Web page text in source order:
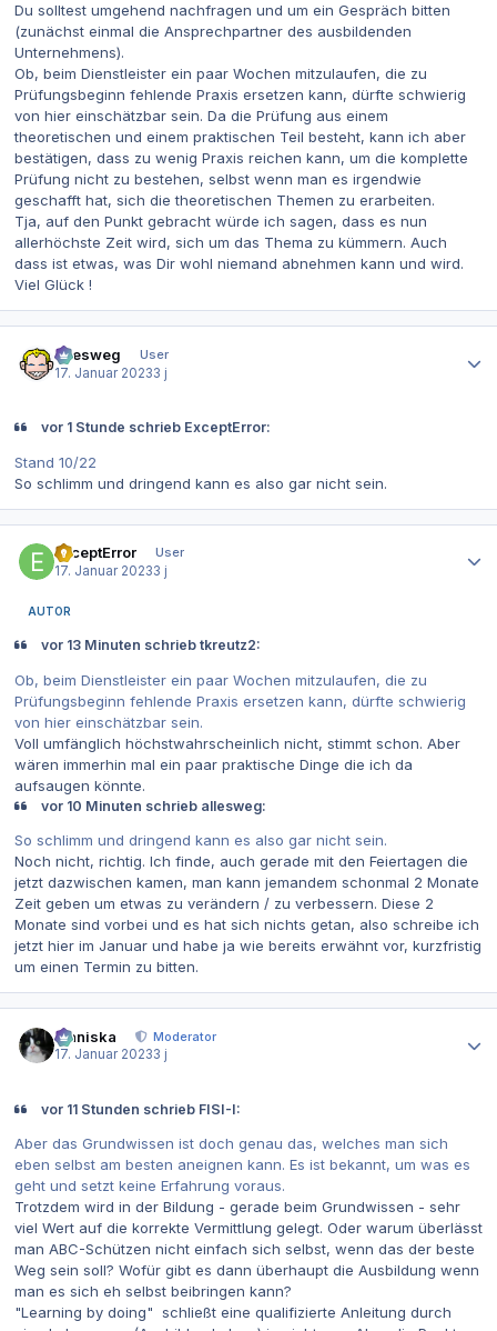
Du solltest umgehend nachfragen und um ein Gespräch bitten
(zunächst einmal die Ansprechpartner des ausbildenden
Unternehmens).
Ob, beim Dienstleister ein paar Wochen mitzulaufen, die zu
Prüfungsbeginn fehlende Praxis ersetzen kann, dürfte schwierig
von hier einschätzbar sein. Da die Prüfung aus einem
theoretischen und einem praktischen Teil besteht, kann ich aber
bestätigen, dass zu wenig Praxis reichen kann, um die komplette
Prüfung nicht zu bestehen, selbst wenn man es irgendwie
geschafft hat, sich die theoretischen Themen zu erarbeiten.
Tja, auf den Punkt gebracht würde ich sagen, dass es nun
allerhöchste Zeit wird, sich um das Thema zu kümmern. Auch
dass ist etwas, was Dir wohl niemand abnehmen kann und wird.
Viel Glück !
allesweg
User
17. Januar 20233 j
vor 1 Stunde schrieb ExceptError:
Stand 10/22
So schlimm und dringend kann es also gar nicht sein.
ExceptError
User
17. Januar 20233 j
AUTOR
vor 13 Minuten schrieb tkreutz2:
Ob, beim Dienstleister ein paar Wochen mitzulaufen, die zu
Prüfungsbeginn fehlende Praxis ersetzen kann, dürfte schwierig
von hier einschätzbar sein.
Voll umfänglich höchstwahrscheinlich nicht, stimmt schon. Aber
wären immerhin mal ein paar praktische Dinge die ich da
aufsaugen könnte.
vor 10 Minuten schrieb allesweg:
So schlimm und dringend kann es also gar nicht sein.
Noch nicht, richtig. Ich finde, auch gerade mit den Feiertagen die
jetzt dazwischen kamen, man kann jemandem schonmal 2 Monate
Zeit geben um etwas zu verändern / zu verbessern. Diese 2
Monate sind vorbei und es hat sich nichts getan, also schreibe ich
jetzt hier im Januar und habe ja wie bereits erwähnt vor, kurzfristig
um einen Termin zu bitten.
Maniska
Moderator
17. Januar 20233 j
vor 11 Stunden schrieb FISI-I:
Aber das Grundwissen ist doch genau das, welches man sich
eben selbst am besten aneignen kann. Es ist bekannt, um was es
geht und setzt keine Erfahrung voraus.
Trotzdem wird in der Bildung - gerade beim Grundwissen - sehr
viel Wert auf die korrekte Vermittlung gelegt. Oder warum überlässt
man ABC-Schützen nicht einfach sich selbst, wenn das der beste
Weg sein soll? Wofür gibt es dann überhaupt die Ausbildung wenn
man es sich eh selbst beibringen kann?
"Learning by doing" schließt eine qualifizierte Anleitung durch